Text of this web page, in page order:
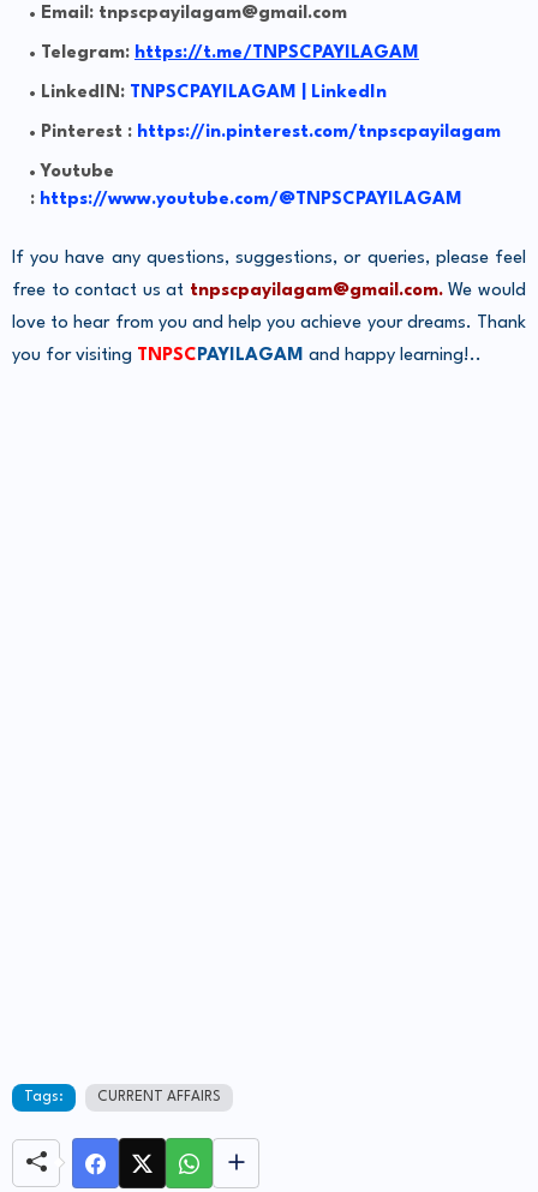
Email: tnpscpayilagam@gmail.com
Telegram: https://t.me/TNPSCPAYILAGAM
LinkedIN: TNPSCPAYILAGAM | LinkedIn
Pinterest : https://in.pinterest.com/tnpscpayilagam
Youtube
: https://www.youtube.com/@TNPSCPAYILAGAM
If you have any questions, suggestions, or queries, please feel
free to contact us at tnpscpayilagam@gmail.com.We would
love to hear from you and help you achieve your dreams. Thank
you for visiting TNPSCPAYILAGAM and happy learning!..
Tags: CURRENT AFFAIRS